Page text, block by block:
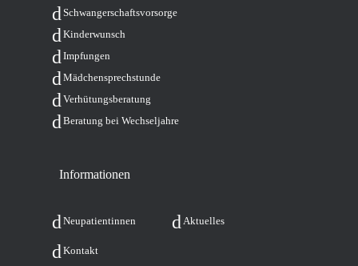
Schwan­ger­schafts­vor­sor­ge
Kin­der­wunsch
Imp­fun­gen
Mäd­chen­sprech­stun­de
Ver­hü­tungs­be­ra­tung
Bera­tung bei Wechseljahre
Infor­ma­tio­nen
Neu­pa­ti­en­tin­nen Aktu­el­les
Kon­takt